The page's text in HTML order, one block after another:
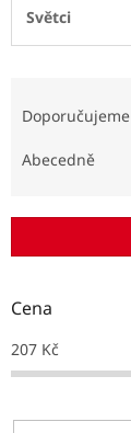
Světci
r
d
k
t
Doporučujeme
Abecedně
Cena
207 Kč